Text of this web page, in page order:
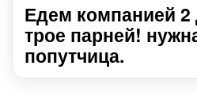
Едем компанией 2
трое парней!
попутчица.